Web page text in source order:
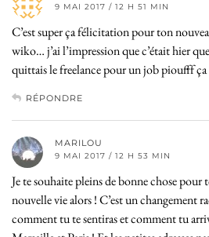
9 MAI 2017 / 12 H 51 MIN
C’est super ça félicitation pour ton
wiko… j’ai l’impression que c’était hier
quittais le freelance pour un job pioufff ça
RÉPONDRE
MARILOU
9 MAI 2017 / 12 H 53 MIN
Je te souhaite pleins de bonne chose
nouvelle vie alors ! C’est un changement
comment tu te sentiras et comment tu